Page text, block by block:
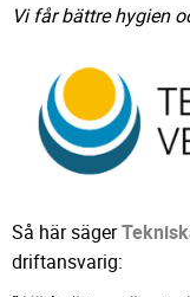
Vi får bättre hygien
Så här säger
driftansvarig: